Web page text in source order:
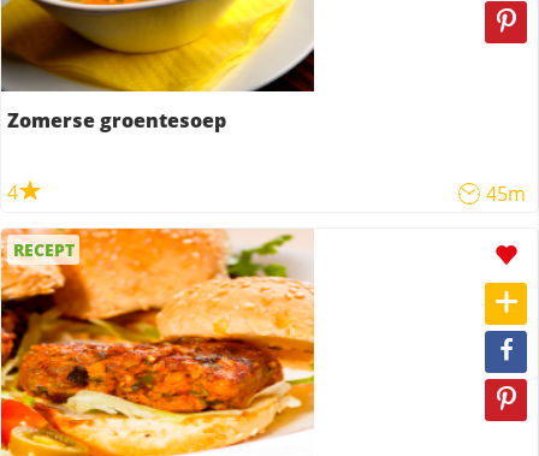
Zomerse groentesoep
4 45m
RECEPT